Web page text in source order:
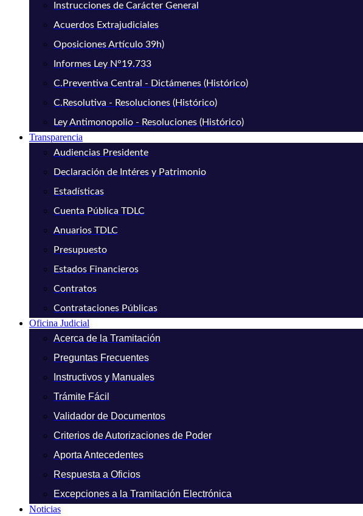
Instrucciones de Carácter General
Acuerdos Extrajudiciales
Oposiciones Artículo 39h)
Informes Ley N°19.733
C.Preventiva Central - Dictámenes (Histórico)
C.Resolutiva - Resoluciones (Histórico)
Ley Antimonopolio - Resoluciones (Histórico)
Transparencia
Audiencias Presidente
Declaración de Intéres y Patrimonio
Estadísticas
Cuenta Pública TDLC
Anuarios TDLC
Presupuesto
Estados Financieros
Contratos
Contrataciones Públicas
Oficina Judicial
Acerca de la Tramitación
Preguntas Frecuentes
Instructivos y Manuales
Trámite Fácil
Validador de Documentos
Criterios de Autorizaciones de Poder
Aporta Antecedentes
Respuesta a Oficios
Excepciones a la Tramitación Electrónica
Noticias